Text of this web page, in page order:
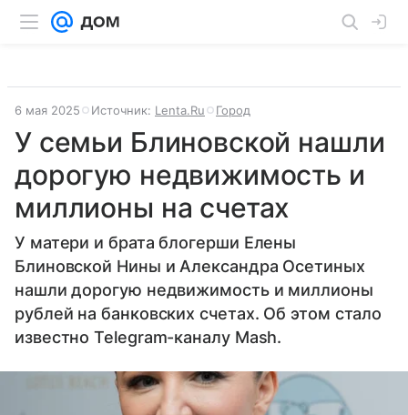
6 мая 2025 Источник: Lenta.Ru Город
У семьи Блиновской нашли
дорогую недвижимость и
миллионы на счетах
У матери и брата блогерши Елены
Блиновской Нины и Александра Осетиных
нашли дорогую недвижимость и миллионы
рублей на банковских счетах. Об этом стало
известно Telegram-каналу Mash.